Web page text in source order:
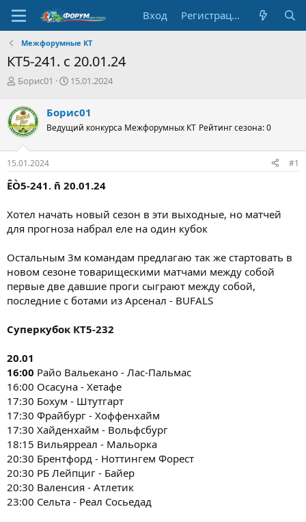
Вход Регистрация
Межфорумные КТ
КТ5-241. с 20.01.24
А
т
о
р
т
е
м
ы
Борис01
Д
а
н
ч
а
15.01.2024
Борис01
Ведущий конкурса Межфорумных КТ Рейтинг сезона: 0
15.01.2024 #1
ÊÒ5-241. ñ 20.01.24
Хотел начать новый сезон в эти выходные, но матчей
для прогноза набрал еле на один кубок
Остальным 3м командам предлагаю так же стартовать в
новом сезоне товарищескими матчами между собой
первые две давшие проги сыграют между собой,
последние с ботами из Арсенал - BUFALS
Суперкубок КТ5-232
20.01
16:00 Райо Вальекано - Лас-Пальмас
16:00 Осасуна - Хетафе
17:30 Бохум - Штутгарт
17:30 Фрайбург - Хоффенхайм
17:30 Хайденхайм - Вольфсбург
18:15 Вильярреал - Мальорка
20:30 Брентфорд - Ноттингем Форест
20:30 РБ Лейпциг - Байер
20:30 Валенсия - Атлетик
23:00 Сельта - Реал Сосьедад